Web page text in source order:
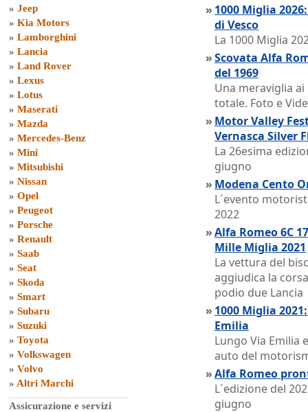
» Jeep
» Kia Motors
» Lamborghini
» Lancia
» Land Rover
» Lexus
» Lotus
» Maserati
» Mazda
» Mercedes-Benz
» Mini
» Mitsubishi
» Nissan
» Opel
» Peugeot
» Porsche
» Renault
» Saab
» Seat
» Skoda
» Smart
» Subaru
» Suzuki
» Toyota
» Volkswagen
» Volvo
» Altri Marchi
Assicurazione e servizi
» 1000 Miglia
di Vesco
La 1000 Miglia
»Scovata Alfa
del 1969
Una meraviglia
totale. Foto e
» Motor Valley
Vernasca Silver
La 26esima
giugno
» Modena Cento
L´evento
2022
»Alfa Romeo 6C
Mille Miglia 2021
La vettura del
aggiudica la
podio due Lancia
» 1000 Miglia
Emilia
Lungo Via Emilia
auto del
»Alfa Romeo
L´edizione del
giugno